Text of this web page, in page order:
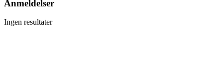
Anmeldelser
Ingen resultater